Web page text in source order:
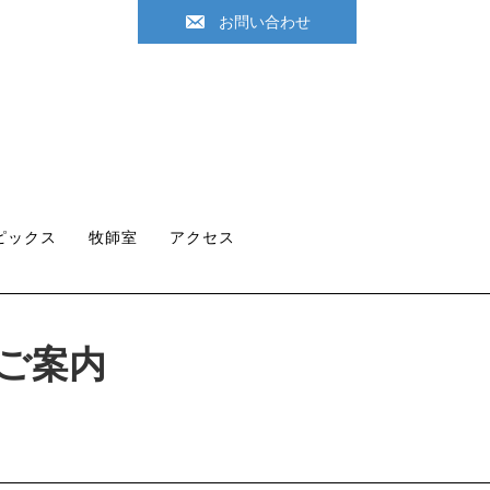
お問い合わせ
ックス 牧師室 アクセス
案内